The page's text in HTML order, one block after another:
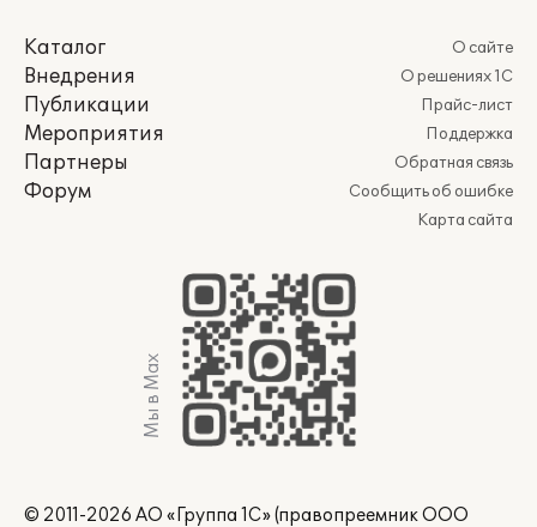
Каталог
Внедрения
Публикации
Мероприятия
Партнеры
Форум
О сайте
О решениях 1С
Прайс-лист
Поддержка
Обратная связь
Сообщить об ошибке
Карта сайта
Мы в Max
© 2011-2026 АО «Группа 1С» (правопреемник ООО